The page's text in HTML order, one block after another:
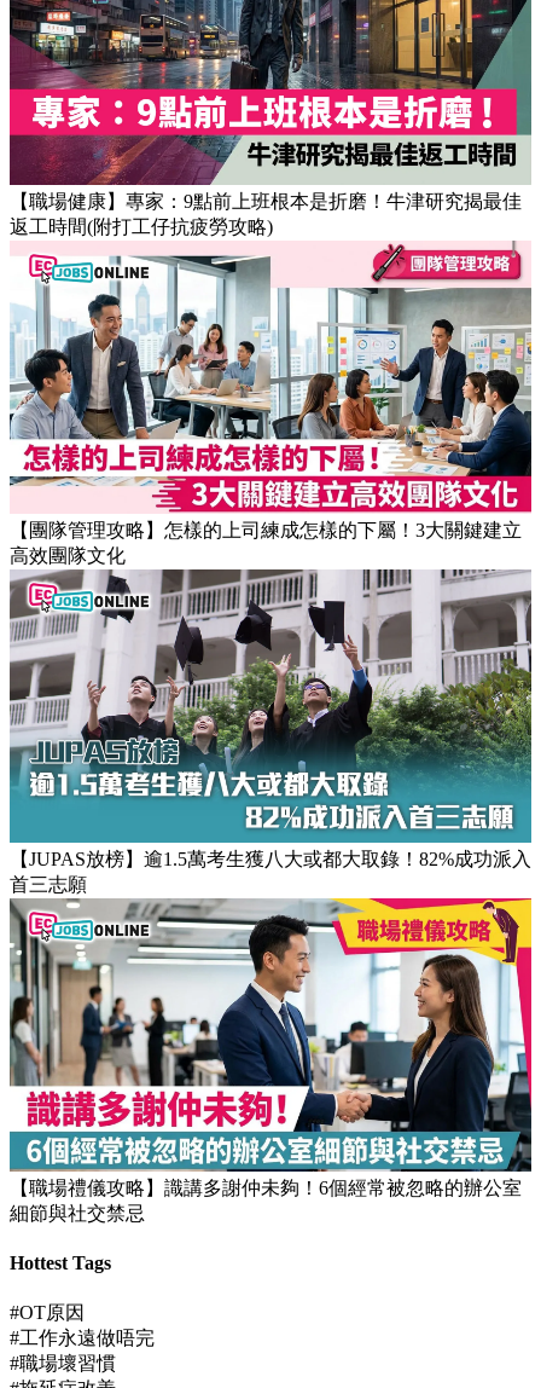
【OT戒斷攻略】工作永遠做唔完？4個戒掉即升效率的職場壞
習慣
【職場健康】專家：9點前上班根本是折磨！牛津研究揭最佳
返工時間(附打工仔抗疲勞攻略)
【團隊管理攻略】怎樣的上司練成怎樣的下屬！3大關鍵建立
【JUPAS放榜】逾1.5萬考生獲八大或都大取錄！82%成功派入
首三志願